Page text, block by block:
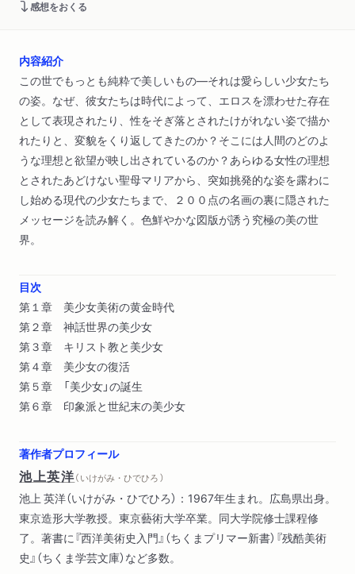
感想をおくる
内容紹介
この世でもっとも純粋で美しいもの―それは愛らしい少女たち
の姿。なぜ、彼女たちは時代によって、エロスを漂わせた存在
として表現されたり、性をそぎ落とされたけがれない姿で描か
れたりと、変貌をくり返してきたのか？そこには人間のどのよ
うな理想と欲望が映し出されているのか？あらゆる女性の理想
とされたあどけない聖母マリアから、突如挑発的な姿を露わに
し始める現代の少女たちまで、２００点の名画の裏に隠された
メッセージを読み解く。色鮮やかな図版が誘う究極の美の世
界。
目次
第１章 美少女美術の黄金時代
第２章 神話世界の美少女
第３章 キリスト教と美少女
第４章 美少女の復活
第５章 「美少女」の誕生
第６章 印象派と世紀末の美少女
著作者プロフィール
池上英洋（ いけがみ・ひでひろ ）
池上 英洋（いけがみ・ひでひろ）：1967年生まれ。広島県出身。
東京造形大学教授。東京藝術大学卒業。同大学院修士課程修
了。著書に『西洋美術史入門』（ちくまプリマー新書）『残酷美術
史』（ちくま学芸文庫）など多数。